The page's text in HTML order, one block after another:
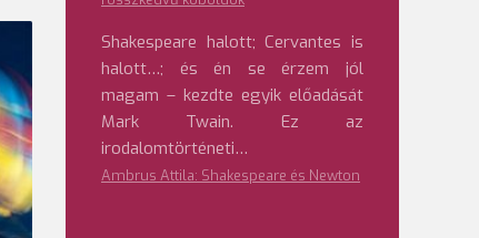
Shakespeare halott; Cervantes is
halott…; és én se érzem jól
magam – kezdte egyik előadását
Mark Twain. Ez az
irodalomtörténeti…
Ambrus Attila: Shakespeare és Newton